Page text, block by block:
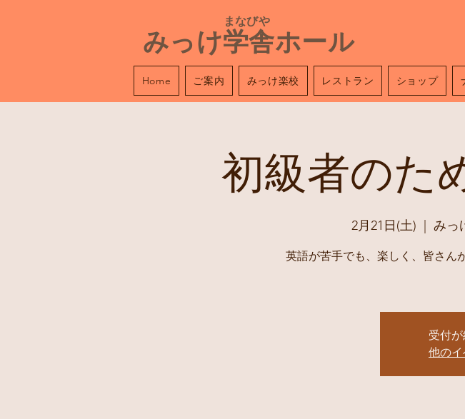
​ まなびや
みっけ学舎ホール
Home ご案内 みっけ楽校 レストラン ショップ
初級者のた
2月21日(土) みっ
英語が苦手でも、楽しく、皆さん
受付
他の